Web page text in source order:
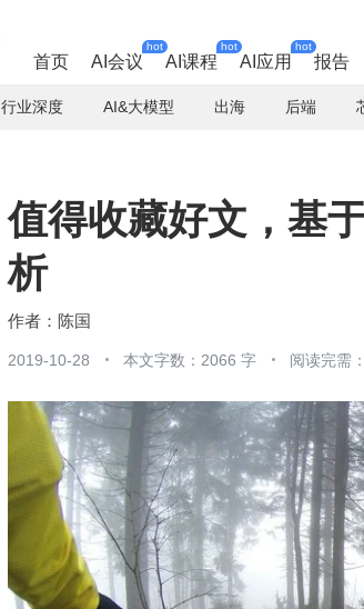
首页 AI会议
hot
AI课程
hot
AI应用
hot
报告
行业深度 AI&大模型 出海 后端
值得收藏好文，基
析
陈国
2019-10-28 本文字数：2066 字 阅读完需